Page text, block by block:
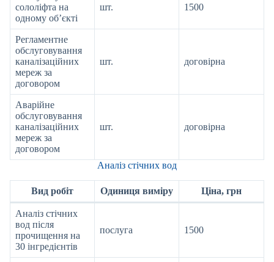
сололіфта на
одному об’єкті
шт. 1500
Регламентне
обслуговування
каналізаційних
мереж за
договором
шт. договірна
Аварійне
обслуговування
каналізаційних
мереж за
договором
шт. договірна
Аналіз стічних вод
Вид робіт Одиниця виміру Ціна, грн
Аналіз стічних
вод після
прочищення на
30 інгредієнтів
послуга 1500